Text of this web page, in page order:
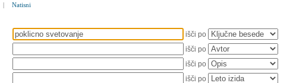
| Natisni
išči po
išči po
išči po
išči po